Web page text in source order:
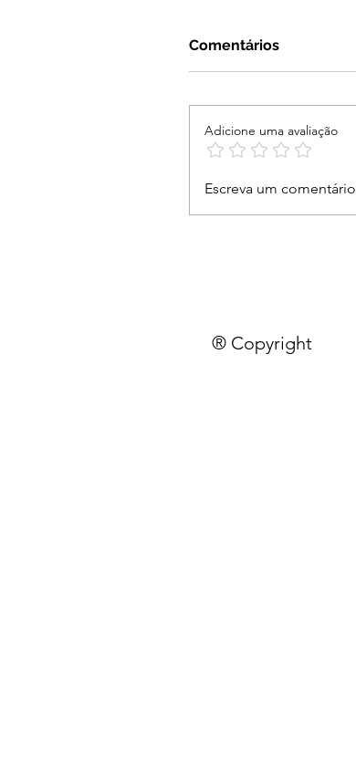
Comentários
Adicione uma avaliação
Escreva um comentário
® Copyright